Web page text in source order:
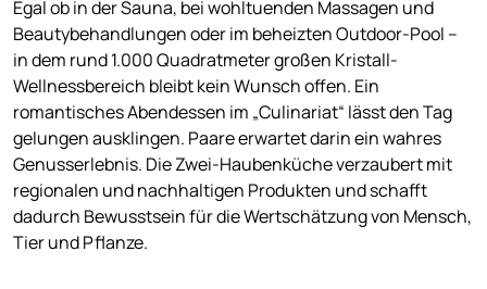
Egal ob in der Sauna, bei wohltuenden Massagen und
Beautybehandlungen oder im beheizten Outdoor-Pool –
in dem rund 1.000 Quadratmeter großen Kristall-
Wellnessbereich bleibt kein Wunsch offen. Ein
romantisches Abendessen im „Culinariat“ lässt den Tag
gelungen ausklingen. Paare erwartet darin ein wahres
Genusserlebnis. Die Zwei-Haubenküche verzaubert mit
regionalen und nachhaltigen Produkten und schafft
dadurch Bewusstsein für die Wertschätzung von Mensch,
Tier und Pflanze.